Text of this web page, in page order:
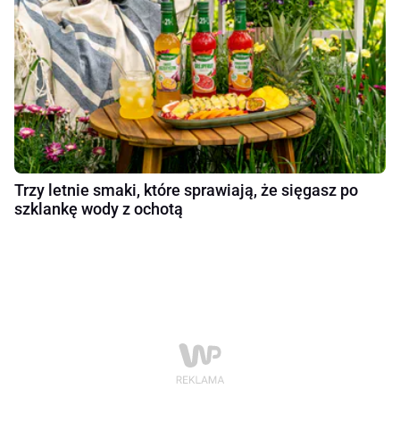
Trzy letnie smaki, które sprawiają, że sięgasz po
szklankę wody z ochotą